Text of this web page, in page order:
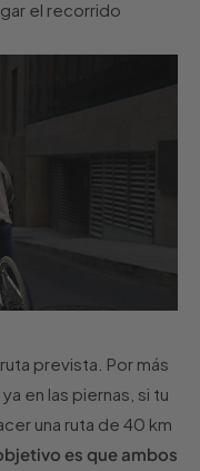
el recorrido
prevista. Por más
en las piernas, si tu
una ruta de 40 km
es que ambos